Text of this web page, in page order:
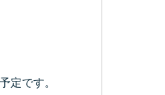
です。